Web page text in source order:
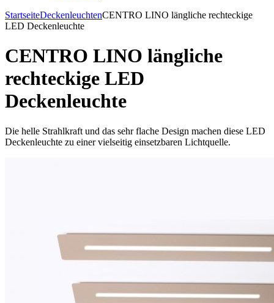
StartseiteDeckenleuchtenCENTRO LINO längliche rechteckige
LED Deckenleuchte
CENTRO LINO längliche
rechteckige LED
Deckenleuchte
Die helle Strahlkraft und das sehr flache Design machen diese LED
Deckenleuchte zu einer vielseitig einsetzbaren Lichtquelle.